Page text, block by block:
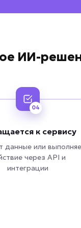
ИИ-
04
к сервису
данные или
через API и
интеграции